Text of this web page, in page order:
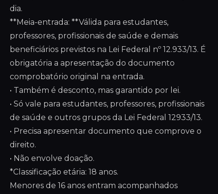
dia.
**Meia-entrada: **Válida para estudantes,
professores, profissionais de saúde e demais
beneficiários previstos na Lei Federal nº 12.933/13. É
obrigatória a apresentação do documento
comprobatório original na entrada.
• Também é desconto, mas garantido por lei.
• Só vale para estudantes, professores, profissionais
de saúde e outros grupos da Lei Federal 12933/13.
• Precisa apresentar documento que comprove o
direito.
• Não envolve doação.
*Classificação etária: 18 anos.
Menores de 16 anos entram acompanhados